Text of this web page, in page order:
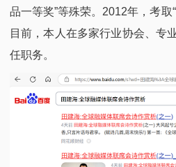
品一等奖”等殊荣。2012年，考取
目前，本人在多家行业协会、专
任职务。